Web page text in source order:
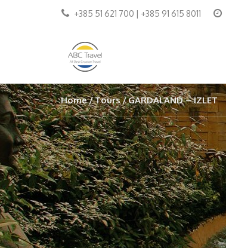
+385 51 621 700 | +385 91 615 8011
Home Tours GARDALAND – IZLET